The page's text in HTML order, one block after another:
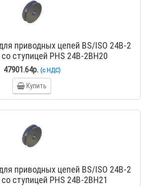
приводных цепей BS/ISO 24B-2
ступицей PHS 24B-2BH20
47901.64р. (с НДС)
Купить
приводных цепей BS/ISO 24B-2
ступицей PHS 24B-2BH21